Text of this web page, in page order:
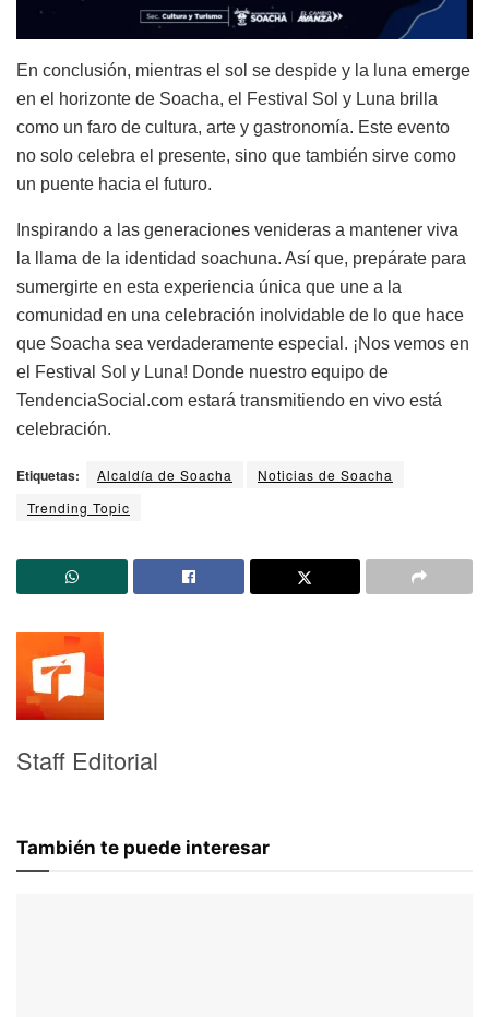
En conclusión, mientras el sol se despide y la luna emerge
en el horizonte de Soacha, el Festival Sol y Luna brilla
como un faro de cultura, arte y gastronomía. Este evento
no solo celebra el presente, sino que también sirve como
un puente hacia el futuro.
Inspirando a las generaciones venideras a mantener viva
la llama de la identidad soachuna. Así que, prepárate para
sumergirte en esta experiencia única que une a la
comunidad en una celebración inolvidable de lo que hace
que Soacha sea verdaderamente especial. ¡Nos vemos en
el Festival Sol y Luna! Donde nuestro equipo de
TendenciaSocial.com estará transmitiendo en vivo está
celebración.
Etiquetas: Alcaldía de Soacha
Noticias de Soacha
Trending Topic
Staff Editorial
También te puede interesar